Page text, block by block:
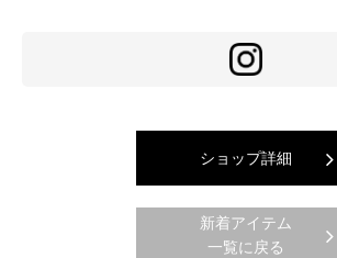
ショップ詳細
新着アイテム
一覧に戻る